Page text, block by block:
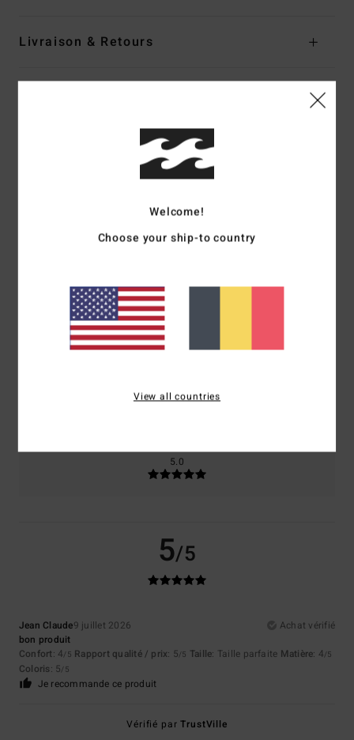
Livraison & Retours
Note moyenne
5.0/5
Confort
4.0
Trop grand
5.0
5/5
Jean Claude9 juillet 2026
Achat vérifié
bon produit
Confort: 4/5 Rapport qualité / prix: 5/5 Taille: Taille parfaite Matière: 4/5
Coloris: 5/5
Je recommande ce produit
Vérifié parTrustVille
Welcome!
Choose your ship-to country
View all countries